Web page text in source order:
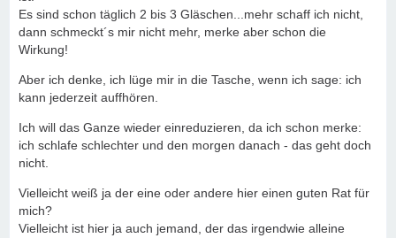
Es sind schon täglich 2 bis 3 Gläschen...mehr schaff ich nicht,
dann schmeckt´s mir nicht mehr, merke aber schon die
Wirkung!
Aber ich denke, ich lüge mir in die Tasche, wenn ich sage: ich
kann jederzeit auffhören.
Ich will das Ganze wieder einreduzieren, da ich schon merke:
ich schlafe schlechter und den morgen danach - das geht doch
nicht.
Vielleicht weiß ja der eine oder andere hier einen guten Rat für
mich?
Vielleicht ist hier ja auch jemand, der das irgendwie alleine